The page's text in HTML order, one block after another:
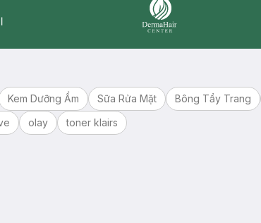
Kem Dưỡng Ẩm Sữa Rửa Mặt Bông Tẩy Trang
olay toner klairs